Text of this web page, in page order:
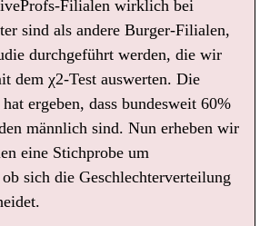
Filialen wirklich bei
sind als andere Burger-Filialen,
durchgeführt werden, die wir
dem χ2-Test auswerten. Die
ergeben, dass bundesweit 60%
männlich sind. Nun erheben wir
eine Stichprobe um
sich die Geschlechterverteilung